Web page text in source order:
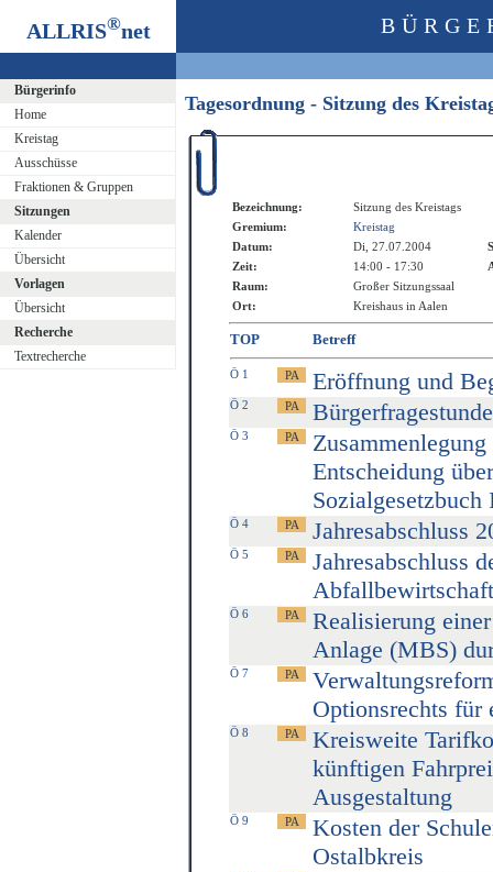
ALLRIS®net
Bürgerinfo
Home
Kreistag
Ausschüsse
Fraktionen & Gruppen
Sitzungen
Kalender
Übersicht
Vorlagen
Übersicht
Recherche
Textrecherche
Tagesordnung - Sitzung des
Bezeichnung:
Sitzung des Kreistags
Gremium:
Kreistag
Datum:
Di, 27.07.2004
Zeit:
14:00 - 17:30
Raum:
Großer Sitzungssaal
Ort:
Kreishaus in Aalen
TOP Betreff
Ö 1 Eröffnung und
Ö 2 Bürgerfragestunde
Ö 3
Entscheidung
Sozialgesetzbuch
Ö 4 Jahresabschluss
Ö 5
Jahresabschluss
Ö 6
Realisierung
Anlage (MBS)
Ö 7
Optionsrechts für
Ö 8
Kreisweite
künftigen
Ausgestaltung
Ö 9
Kosten der
Ostalbkreis